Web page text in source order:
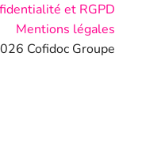
et RGPD
Mentions légales
Cofidoc Groupe